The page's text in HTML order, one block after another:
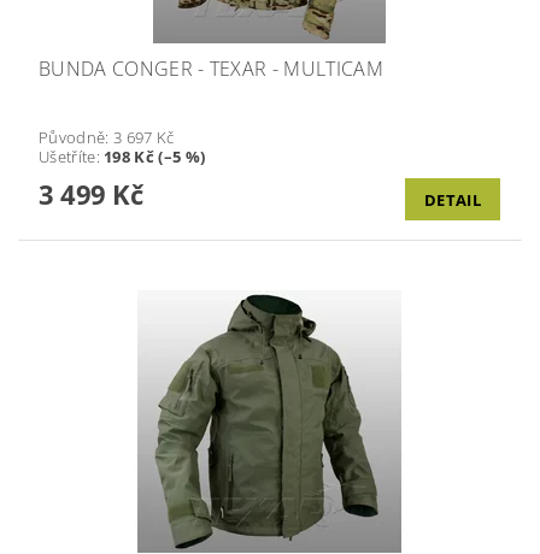
BUNDA CONGER - TEXAR - MULTICAM
Původně: 3 697 Kč
Ušetříte: 198 Kč (–5 %)
3 499 Kč DETAIL